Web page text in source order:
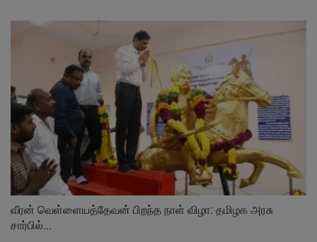
வீரன் வெள்ளையத்தேவன் பிறந்த நாள் விழா: தமிழக அரசு
சார்பில்...